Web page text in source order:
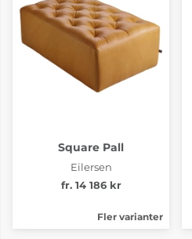
fr. 53 614 kr
Square Pall
Eilersen
fr. 14 186 kr
Fler varianter